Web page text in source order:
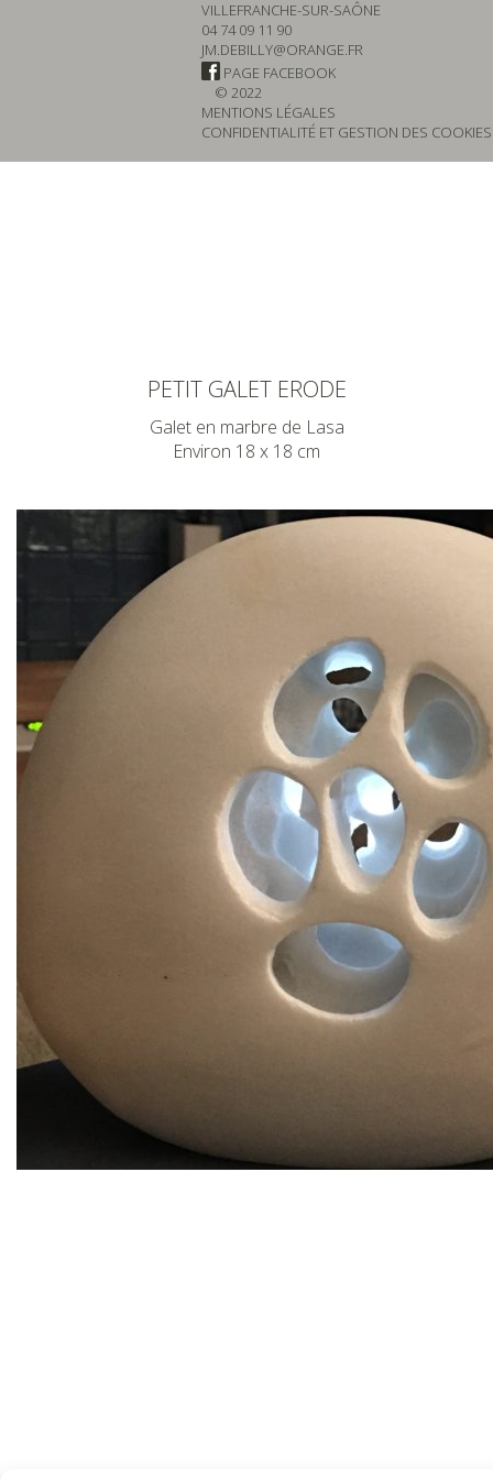
VILLEFRANCHE-SUR-SAÔNE
04 74 09 11 90
JM.DEBILLY@ORANGE.FR
PAGE FACEBOOK
© 2022
MENTIONS LÉGALES
CONFIDENTIALITÉ ET GESTION DES COOKIES
PETIT GALET ERODE
Galet en marbre de Lasa
Environ 18 x 18 cm